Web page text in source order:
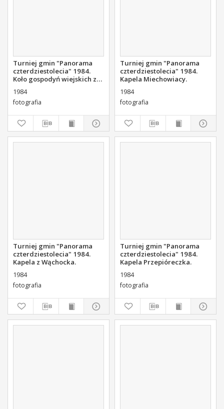
Turniej gmin "Panorama
czterdziestolecia" 1984.
Koło gospodyń wiejskich z
1984
fotografia
Turniej gmin "Panorama
czterdziestolecia" 1984.
Kapela Miechowiacy.
1984
fotografia
Turniej gmin "Panorama
czterdziestolecia" 1984.
Kapela z Wąchocka.
1984
fotografia
Turniej gmin "Panorama
czterdziestolecia" 1984.
Kapela Przepióreczka.
1984
fotografia